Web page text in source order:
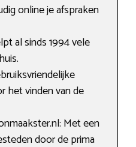
online je afspraken
al sinds 1994 vele
het vinden van de
Met een
door de prima